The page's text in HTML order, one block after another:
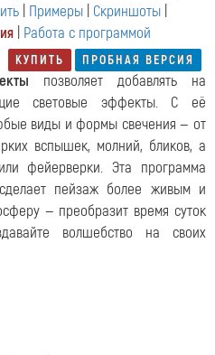
Примеры Скриншоты
| Работа с программой
КУПИТЬ ПРОБНАЯ ВЕРСИЯ
позволяет добавлять на
световые эффекты. С её
виды и формы свечения — от
вспышек, молний, бликов, а
фейерверки. Эта программа
пейзаж более живым и
— преобразит время суток
волшебство на своих